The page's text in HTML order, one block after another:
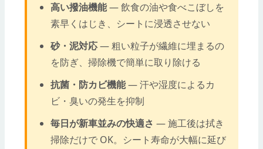
高い撥油機能— 飲食の油や食べこぼしを
素早くはじき、シートに浸透させない
砂・泥対応— 粗い粒子が繊維に埋まるの
を防ぎ、掃除機で簡単に取り除ける
抗菌・防カビ機能— 汗や湿度によるカ
ビ・臭いの発生を抑制
毎日が新車並みの快適さ — 施工後は拭き
掃除だけで OK。シート寿命が大幅に延び